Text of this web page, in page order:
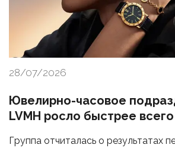
28/07/2026
Ювелирно-часовое
LVMH росло быстрее всего
Группа отчиталась о результатах